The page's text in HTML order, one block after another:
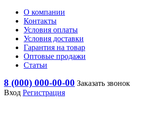
О компании
Контакты
Условия оплаты
Условия доставки
Гарантия на товар
Оптовые продажи
Статьи
8 (000) 000-00-00 Заказать звонок
Вход Регистрация